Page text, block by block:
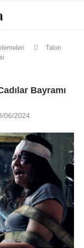
Talon
Bayramı
06/2024